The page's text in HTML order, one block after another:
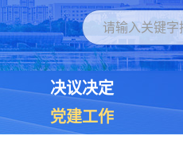
决议决定
党建工作